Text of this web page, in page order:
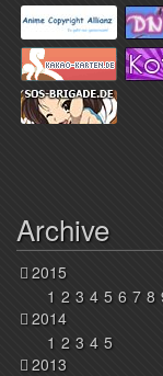
Archive
2015
1 2 3 4 5 6 7 8
2014
1 2 3 4 5
2013